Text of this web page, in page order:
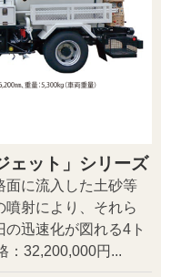
ット」シリーズ
面に流入した土砂等
噴射により、それら
迅速化が図れる4ト
32,200,000円...